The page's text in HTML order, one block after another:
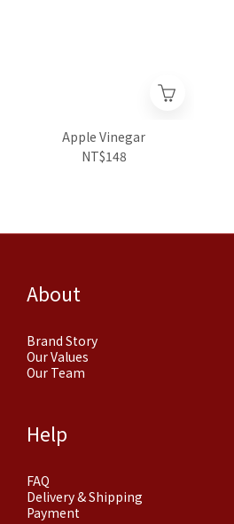
Apple Vinegar
NT$148
About
Brand Story
Our Values
Our Team
Help
FAQ
Delivery & Shipping
Payment